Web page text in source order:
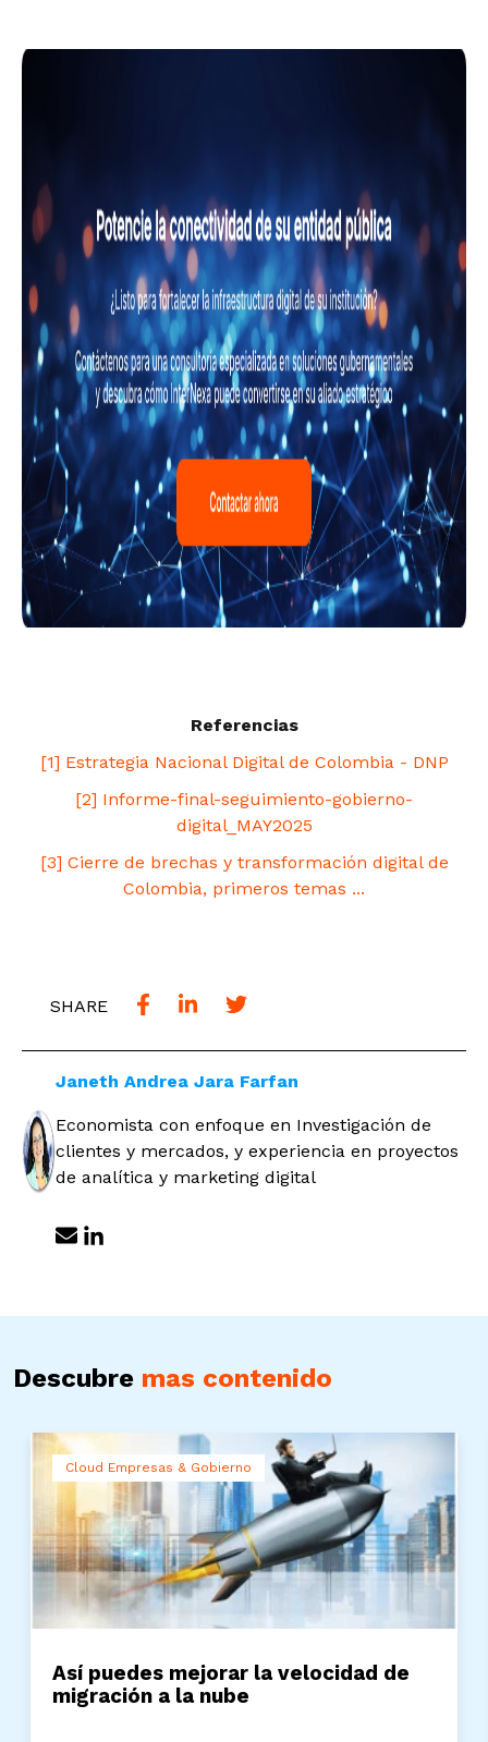
Referencias
[1] Estrategia Nacional Digital de Colombia - DNP
[2] Informe-final-seguimiento-gobierno-
digital_MAY2025
[3] Cierre de brechas y transformación digital de
Colombia, primeros temas ...
SHARE
Janeth Andrea Jara Farfan
Economista con enfoque en Investigación de
clientes y mercados, y experiencia en proyectos
de analítica y marketing digital
Descubre mas contenido
Cloud Empresas & Gobierno
Así puedes mejorar la velocidad de
migración a la nube